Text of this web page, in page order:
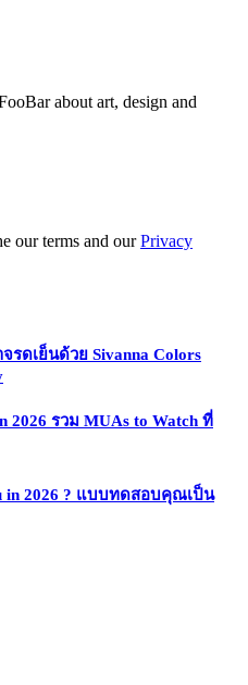
about art, design and
our terms and ourPrivacy
รดเย็นด้วย Sivanna Colors
2026 รวม MUAs to Watch ที่
in 2026 ? แบบทดสอบคุณเป็น